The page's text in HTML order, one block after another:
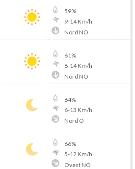
59%
9-14Km/h
Nord NO
61%
8-14Km/h
Nord NO
64%
6-13 Km/h
Nord O
66%
5-12 Km/h
Ovest NO